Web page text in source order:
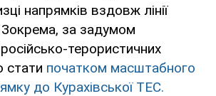
напрямків вздовж лінії
за задумом
терористичних
стати початком масштабного
до Курахівської ТЕС.